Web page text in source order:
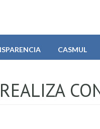
CASMUL